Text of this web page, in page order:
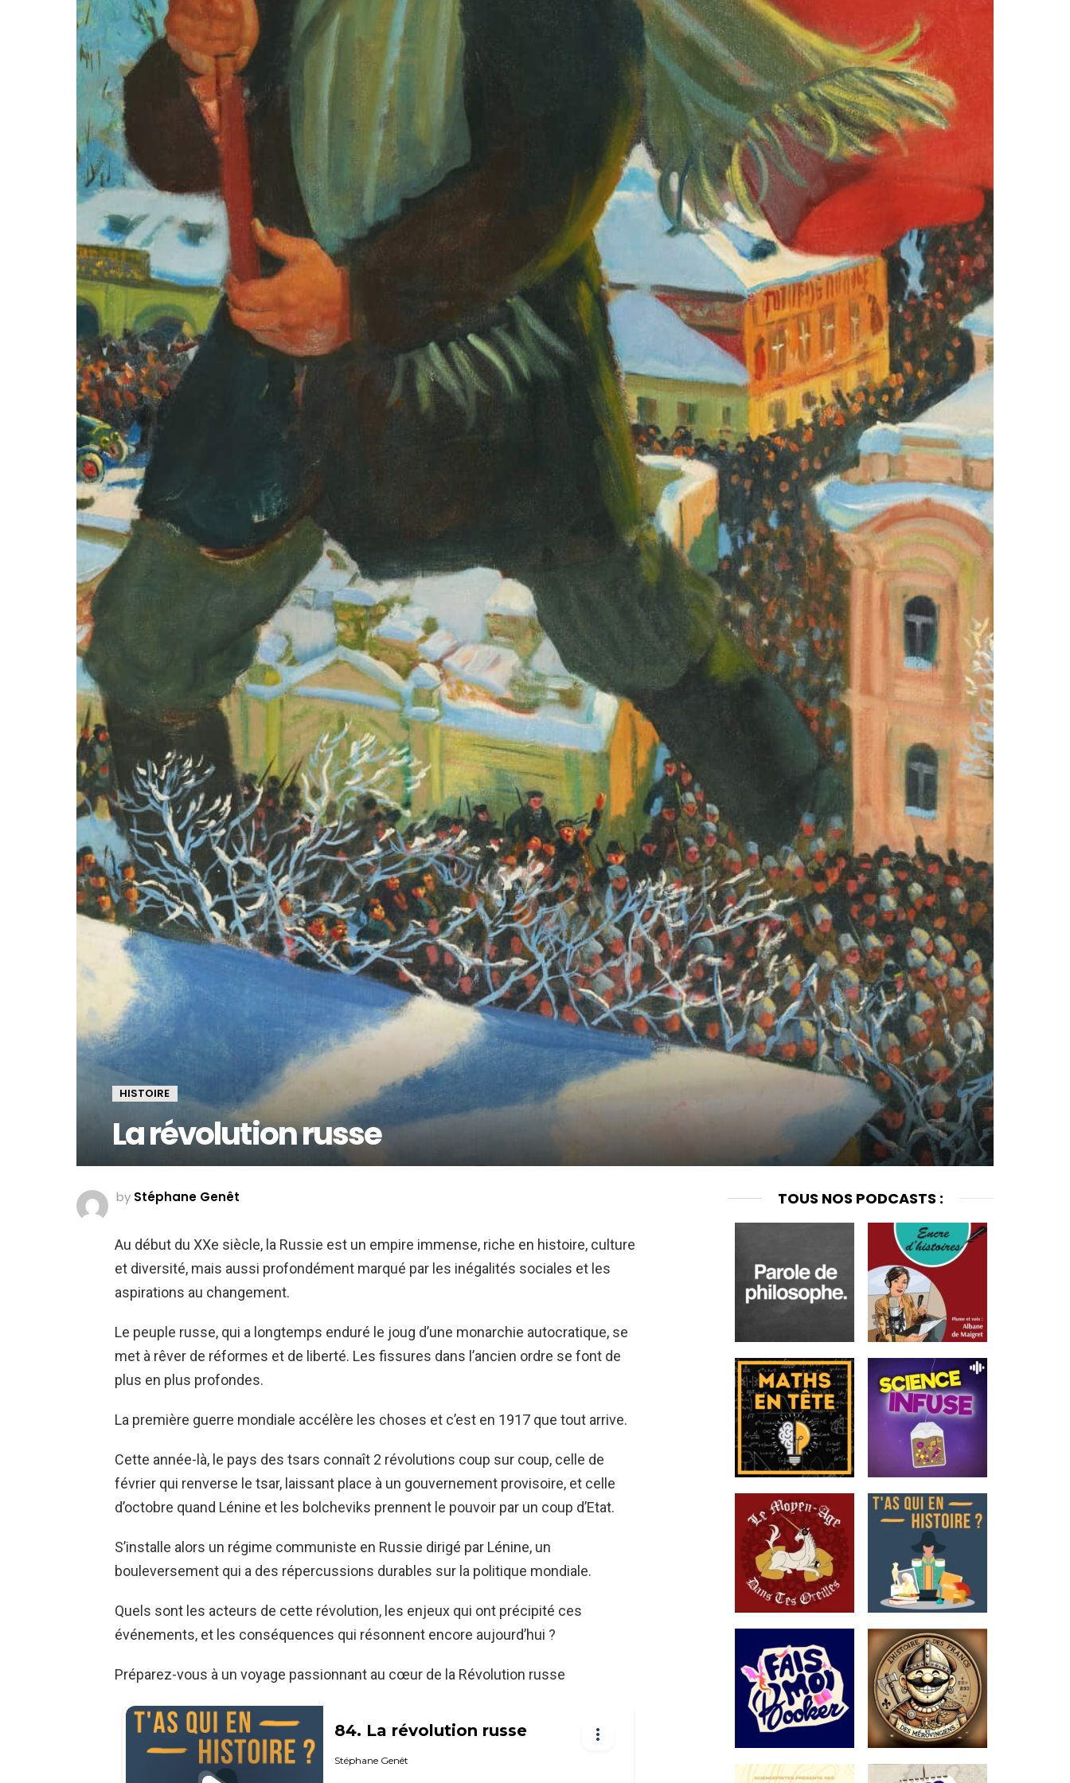
HISTOIRE
La révolution russe
by Stéphane Genêt
Au début du XXe siècle, la Russie est un empire immense, riche en histoire, culture
et diversité, mais aussi profondément marqué par les inégalités sociales et les
aspirations au changement.
Le peuple russe, qui a longtemps enduré le joug d’une monarchie autocratique, se
met à rêver de réformes et de liberté. Les fissures dans l’ancien ordre se font de
plus en plus profondes.
La première guerre mondiale accélère les choses et c’est en 1917 que tout arrive.
Cette année-là, le pays des tsars connaît 2 révolutions coup sur coup, celle de
février qui renverse le tsar, laissant place à un gouvernement provisoire, et celle
d’octobre quand Lénine et les bolcheviks prennent le pouvoir par un coup d’Etat.
S’installe alors un régime communiste en Russie dirigé par Lénine, un
bouleversement qui a des répercussions durables sur la politique mondiale.
Quels sont les acteurs de cette révolution, les enjeux qui ont précipité ces
événements, et les conséquences qui résonnent encore aujourd’hui ?
Préparez-vous à un voyage passionnant au cœur de la Révolution russe
TOUS NOS PODCASTS :